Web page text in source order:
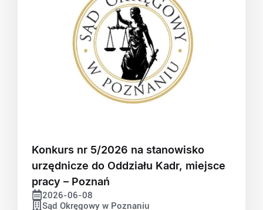
Konkurs nr 5/2026 na stanowisko
urzędnicze do Oddziału Kadr, miejsce
pracy – Poznań
2026-06-08
Sąd Okręgowy w Poznaniu